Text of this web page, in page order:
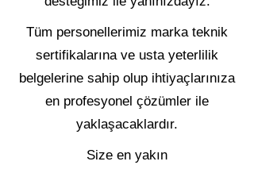
Tüm personellerimiz marka teknik
sertifikalarına ve usta yeterlilik
belgelerine sahip olup ihtiyaçlarınıza
en profesyonel çözümler ile
yaklaşacaklardır.
Size en yakın